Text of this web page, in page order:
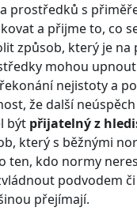
prostředků s
a přijme to, co
způsob, který je
mohou
nejistoty a
že další
být přijatelný z
který s běžnými
ten, kdo normy
podvodem
přejímají.